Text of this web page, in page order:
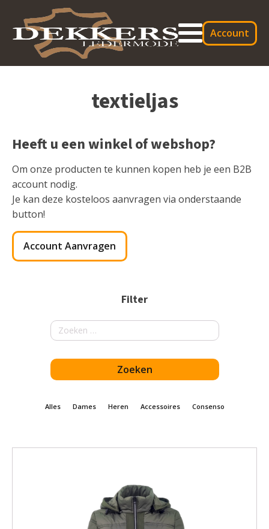
Account
textieljas
Heeft u een winkel of webshop?
Om onze producten te kunnen kopen heb je een B2B
account nodig.
Je kan deze kosteloos aanvragen via onderstaande
button!
Account Aanvragen
Filter
Zoeken
naar:
Alles Dames Heren Accessoires Consenso